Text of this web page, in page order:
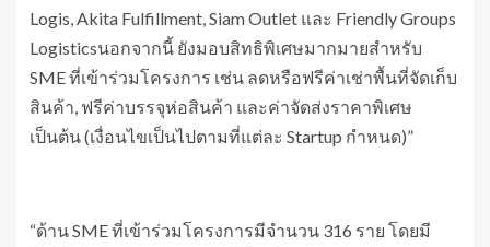
Logis, Akita Fulfillment, Siam Outlet และ Friendly Groups
Logisticsนอกจากนี้ ยังมอบสิทธิพิเศษมากมายสำหรับ
SME ที่เข้าร่วมโครงการ เช่น ลดหรือฟรีค่าเช่าพื้นที่จัดเก็บ
สินค้า, ฟรีค่าบรรจุห่อสินค้า และค่าจัดส่งราคาพิเศษ
เป็นต้น (เงื่อนไขเป็นไปตามที่แต่ละ Startup กำหนด)”
“ด้าน SME ที่เข้าร่วมโครงการมีจำนวน 316 ราย โดยมี